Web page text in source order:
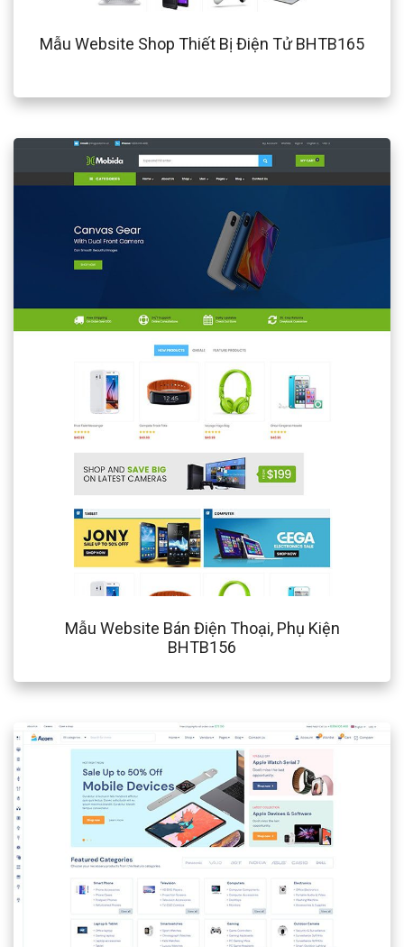
Mẫu Website Shop Thiết Bị Điện Tử BHTB165
Mẫu Website Bán Điện Thoại, Phụ Kiện
BHTB156